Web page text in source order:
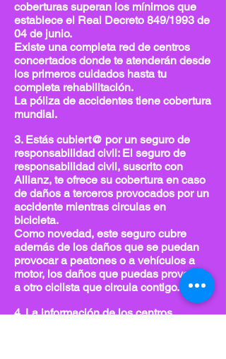
coberturas superan los mínimos que
establece el Real Decreto 849/1993 de
04 de junio.
Existe una completa red de centros
concertados donde te atenderán desde
los primeros cuidados hasta tu
completa rehabilitación.
La póliza de accidentes tiene cobertura
mundial.
3. Estás cubiert@ por un seguro de
responsabilidad civil: El seguro de
responsabilidad civil, suscrito con
Allianz, te ofrece su cobertura en caso
de daños a terceros provocados por un
accidente mientras circulas en
bicicleta.
Como novedad, este seguro cubre
además de los daños que se puedan
provocar a peatones o a vehículos a
motor, los daños que puedas provocar
a otro ciclista que circula contigo.
4. La información de los centros